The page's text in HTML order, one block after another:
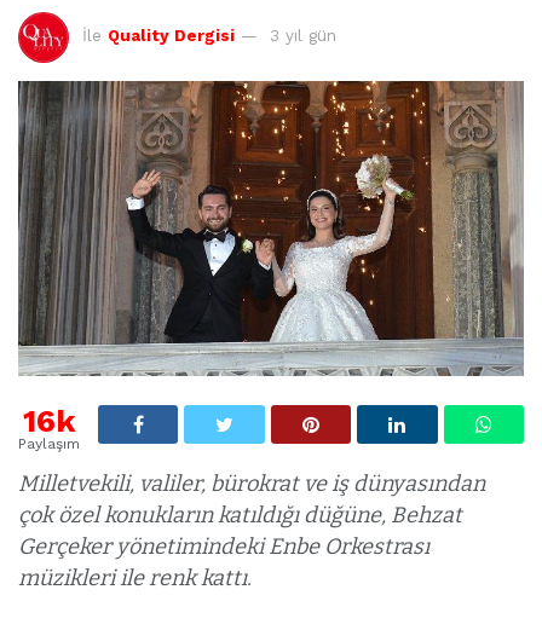
İle Quality Dergisi 3 yıl gün
16k
Paylaşım
Milletvekili, valiler, bürokrat ve iş dünyasından
çok özel konukların katıldığı düğüne, Behzat
Gerçeker yönetimindeki Enbe Orkestrası
müzikleri ile renk kattı.